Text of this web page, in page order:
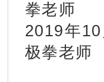
拳老师
2019年
极拳老师